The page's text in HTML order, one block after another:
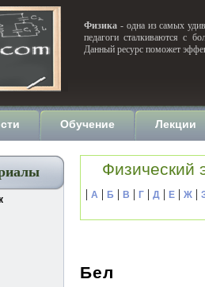
Физика - одна из самых
педагоги сталкиваются с
Данный ресурс поможет
Обучение Лекции
Физический
| А | Б | В | Г | Д | Е | Ж |
Бел